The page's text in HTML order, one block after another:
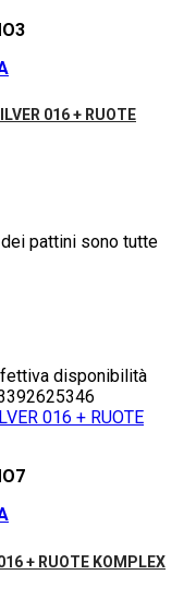
016 + RUOTE
pattini sono tutte
disponibilità
+ RUOTE KOMPLEX